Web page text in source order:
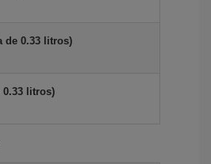
de 0.33 litros)
0.33 litros)